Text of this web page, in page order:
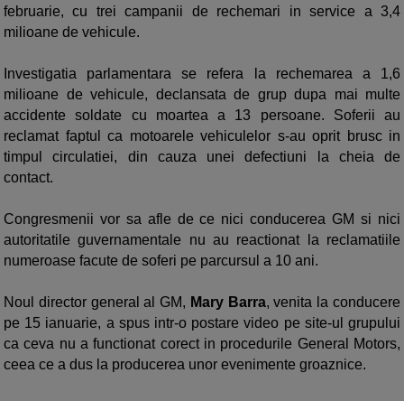
februarie, cu trei campanii de rechemari in service a 3,4
milioane de vehicule.
Investigatia parlamentara se refera la rechemarea a 1,6
milioane de vehicule, declansata de grup dupa mai multe
accidente soldate cu moartea a 13 persoane. Soferii au
reclamat faptul ca motoarele vehiculelor s-au oprit brusc in
timpul circulatiei, din cauza unei defectiuni la cheia de
contact.
Congresmenii vor sa afle de ce nici conducerea GM si nici
autoritatile guvernamentale nu au reactionat la reclamatiile
numeroase facute de soferi pe parcursul a 10 ani.
Noul director general al GM, Mary Barra, venita la conducere
pe 15 ianuarie, a spus intr-o postare video pe site-ul grupului
ca ceva nu a functionat corect in procedurile General Motors,
ceea ce a dus la producerea unor evenimente groaznice.